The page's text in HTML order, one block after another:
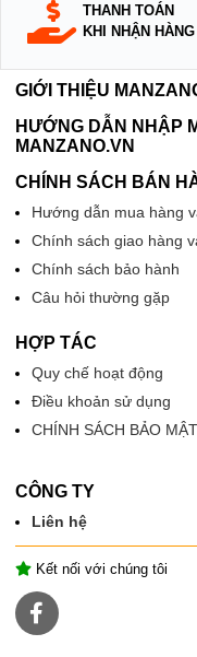
THANH TOÁN
KHI NHẬN HÀNG
GIỚI THIỆU
HƯỚNG DẪN NHẬP
MANZANO.VN
CHÍNH SÁCH BÁN
Hướng dẫn mua hàng
Chính sách giao hàng
Chính sách bảo hành
Câu hỏi thường gặp
HỢP TÁC
Quy chế hoạt động
Điều khoản sử dụng
CHÍNH SÁCH BẢO
CÔNG TY
Liên hệ
Kết nối với chúng tôi